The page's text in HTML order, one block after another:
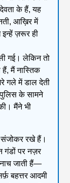
के हैं, यह
आख़िर में
ज़रूर ही
गई। लेकिन तो
हैं, मैं नास्तिक
गले में डाल देती
के सामने
मैंने भी
संजोकर रखे हैं।
पर नज़र
जाती हैं—
बहत्तर आदमी